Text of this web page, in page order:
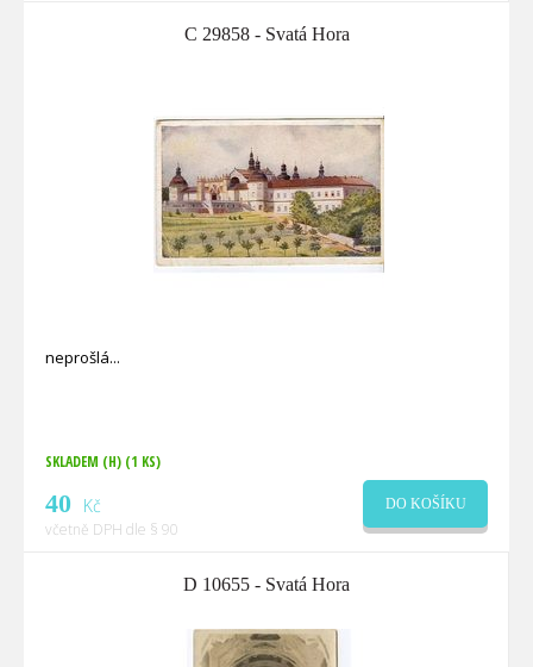
C 29858 - Svatá Hora
neprošlá
SKLADEM (H) (1 KS)
40 Kč
včetně DPH dle § 90
DO KOŠÍKU
D 10655 - Svatá Hora